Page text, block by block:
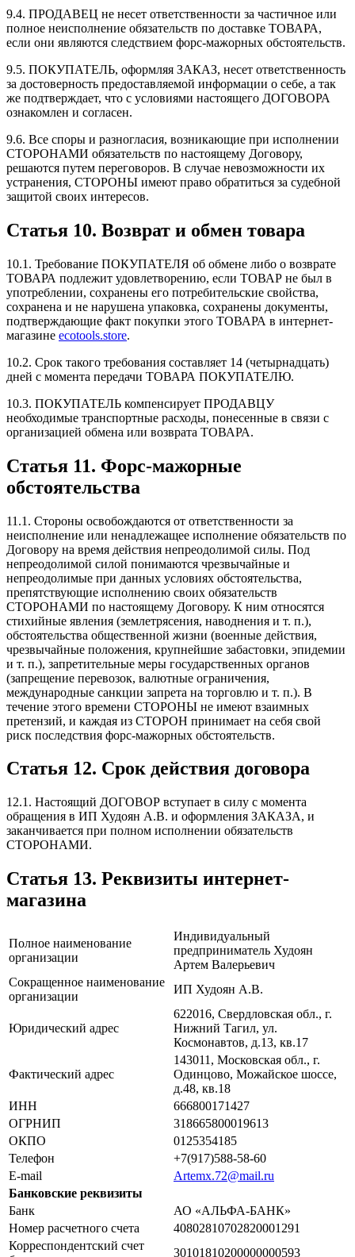
9.4. ПРОДАВЕЦ не несет ответственности за частичное или
полное неисполнение обязательств по доставке ТОВАРА,
если они являются следствием форс-мажорных обстоятельств.
9.5. ПОКУПАТЕЛЬ, оформляя ЗАКАЗ, несет ответственность
за достоверность предоставляемой информации о себе, а так
же подтверждает, что с условиями настоящего ДОГОВОРА
ознакомлен и согласен.
9.6. Все споры и разногласия, возникающие при исполнении
СТОРОНАМИ обязательств по настоящему Договору,
решаются путем переговоров. В случае невозможности их
устранения, СТОРОНЫ имеют право обратиться за судебной
защитой своих интересов.
Статья 10. Возврат и обмен товара
10.1. Требование ПОКУПАТЕЛЯ об обмене либо о возврате
ТОВАРА подлежит удовлетворению, если ТОВАР не был в
употреблении, сохранены его потребительские свойства,
сохранена и не нарушена упаковка, сохранены документы,
подтверждающие факт покупки этого ТОВАРА в интернет-
магазине ecotools.store.
10.2. Срок такого требования составляет 14 (четырнадцать)
дней с момента передачи ТОВАРА ПОКУПАТЕЛЮ.
10.3. ПОКУПАТЕЛЬ компенсирует ПРОДАВЦУ
необходимые транспортные расходы, понесенные в связи с
организацией обмена или возврата ТОВАРА.
Статья 11. Форс-мажорные
обстоятельства
11.1. Стороны освобождаются от ответственности за
неисполнение или ненадлежащее исполнение обязательств по
Договору на время действия непреодолимой силы. Под
непреодолимой силой понимаются чрезвычайные и
непреодолимые при данных условиях обстоятельства,
препятствующие исполнению своих обязательств
СТОРОНАМИ по настоящему Договору. К ним относятся
стихийные явления (землетрясения, наводнения и т. п.),
обстоятельства общественной жизни (военные действия,
чрезвычайные положения, крупнейшие забастовки, эпидемии
и т. п.), запретительные меры государственных органов
(запрещение перевозок, валютные ограничения,
международные санкции запрета на торговлю и т. п.). В
течение этого времени СТОРОНЫ не имеют взаимных
претензий, и каждая из СТОРОН принимает на себя свой
риск последствия форс-мажорных обстоятельств.
Статья 12. Срок действия договора
12.1. Настоящий ДОГОВОР вступает в силу с момента
обращения в ИП Худоян А.В. и оформления ЗАКАЗА, и
заканчивается при полном исполнении обязательств
СТОРОНАМИ.
Статья 13. Реквизиты интернет-
магазина
Полное наименование
организации
Индивидуальный
предприниматель Худоян
Артем Валерьевич
Сокращенное наименование
организации
ИП Худоян А.В.
Юридический адрес
622016, Свердловская обл., г.
Нижний Тагил, ул.
Космонавтов, д.13, кв.17
Фактический адрес
143011, Московская обл., г.
Одинцово, Можайское шоссе,
д.48, кв.18
ИНН
666800171427
ОГРНИП
318665800019613
ОКПО
0125354185
Телефон
+7(917)588-58-60
E-mail
Artemx.72@mail.ru
Банковские реквизиты
Банк
АО «АЛЬФА-БАНК»
Номер расчетного счета
40802810702820001291
Корреспондентский счет
30101810200000000593